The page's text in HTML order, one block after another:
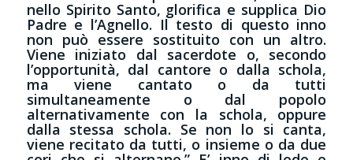
nello Spirito Santo, glorifica e supplica Dio
Padre e l’Agnello. Il testo di questo inno
non può essere sostituito con un altro.
Viene iniziato dal sacerdote o, secondo
l’opportunità, dal cantore o dalla schola,
ma viene cantato o da tutti
simultaneamente o dal popolo
alternativamente con la schola, oppure
dalla stessa schola. Se non lo si canta,
viene recitato da tutti, o insieme o da due